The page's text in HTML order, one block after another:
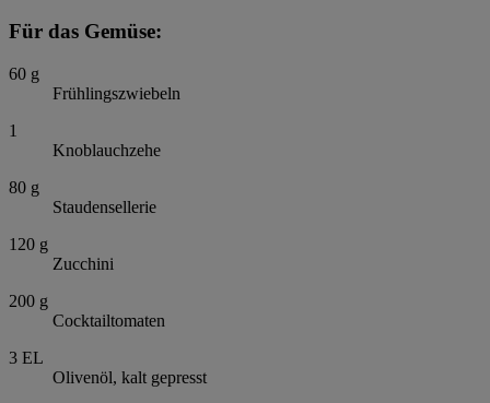
Für das Gemüse:
60 g
Frühlingszwiebeln
1
Knoblauchzehe
80 g
Staudensellerie
120 g
Zucchini
200 g
Cocktailtomaten
3 EL
Olivenöl, kalt gepresst